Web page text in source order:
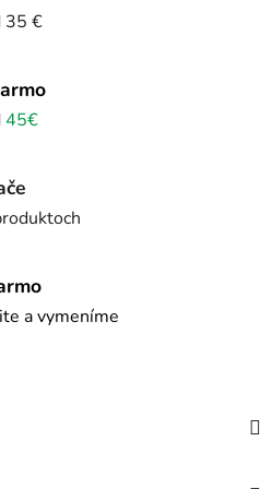
35 €
45€
a vymeníme